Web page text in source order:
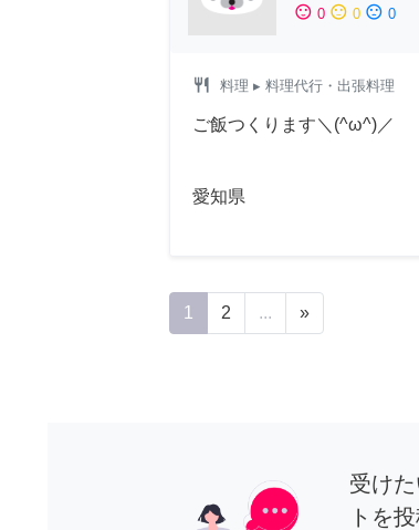
sentiment_satisfied 0 sentiment_neutral 0 sentiment_dissatisfied 0
restaurant 料理 ▸ 料理代行・出張料理
ご飯つくります＼(^ω^)／
愛知県
1 2 ... »
受け
トを